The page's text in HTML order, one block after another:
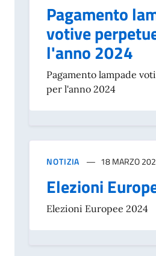
Pagamento
votive
l'anno 2024
Pagamento lampade
per l'anno 2024
NOTIZIA 18 MARZO
Elezioni
Elezioni Europee 2024